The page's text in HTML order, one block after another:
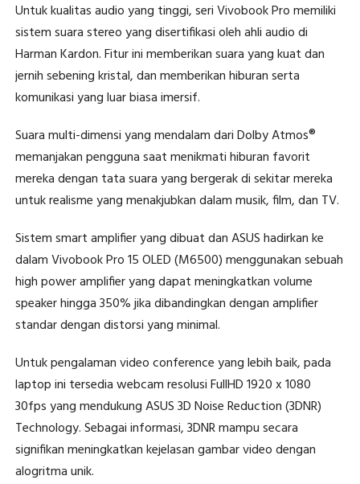
Untuk kualitas audio yang tinggi, seri Vivobook Pro memiliki
sistem suara stereo yang disertifikasi oleh ahli audio di
Harman Kardon. Fitur ini memberikan suara yang kuat dan
jernih sebening kristal, dan memberikan hiburan serta
komunikasi yang luar biasa imersif.
Suara multi-dimensi yang mendalam dari Dolby Atmos®
memanjakan pengguna saat menikmati hiburan favorit
mereka dengan tata suara yang bergerak di sekitar mereka
untuk realisme yang menakjubkan dalam musik, film, dan TV.
Sistem smart amplifier yang dibuat dan ASUS hadirkan ke
dalam Vivobook Pro 15 OLED (M6500) menggunakan sebuah
high power amplifier yang dapat meningkatkan volume
speaker hingga 350% jika dibandingkan dengan amplifier
standar dengan distorsi yang minimal.
Untuk pengalaman video conference yang lebih baik, pada
laptop ini tersedia webcam resolusi FullHD 1920 x 1080
30fps yang mendukung ASUS 3D Noise Reduction (3DNR)
Technology. Sebagai informasi, 3DNR mampu secara
signifikan meningkatkan kejelasan gambar video dengan
alogritma unik.